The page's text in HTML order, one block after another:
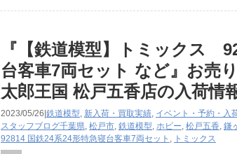
『【鉄道模型】トミックス
台客車7両セット など』お売
太郎王国 松戸五香店の入荷情
2023/05/26| 鉄道模型, 新入荷・買取実績, イベント・予約・入
スタッフブログ千葉県, 松戸市, 鉄道模型, ホビー, 松戸五香, 鎌
92814 国鉄24系24形特急寝台客車7両セット , トミックス